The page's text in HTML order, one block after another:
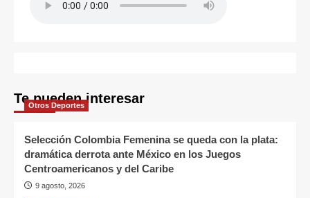
Te pueden interesar
Otros Deportes
Selección Colombia Femenina se queda con la plata:
dramática derrota ante México en los Juegos
Centroamericanos y del Caribe
9 agosto, 2026